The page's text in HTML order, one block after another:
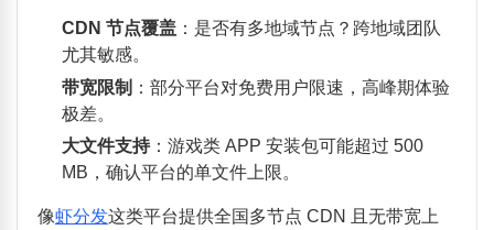
CDN 节点覆盖：是否有多地域节点？跨地域团队
尤其敏感。
带宽限制 ：部分平台对免费用户限速，高峰期体验
极差。
大文件支持：游戏类 APP 安装包可能超过 500
MB，确认平台的单文件上限。
像虾分发这类平台提供全国多节点 CDN 且无带宽上